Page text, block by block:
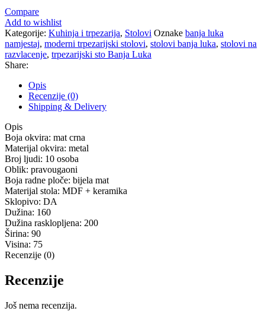
Compare
Add to wishlist
Kategorije: Kuhinja i trpezarija, Stolovi Oznake banja luka
namjestaj, moderni trpezarijski stolovi, stolovi banja luka, stolovi na
razvlacenje, trpezarijski sto Banja Luka
Share:
Opis
Recenzije (0)
Shipping & Delivery
Opis
Boja okvira: mat crna
Materijal okvira: metal
Broj ljudi: 10 osoba
Oblik: pravougaoni
Boja radne ploče: bijela mat
Materijal stola: MDF + keramika
Sklopivo: DA
Dužina: 160
Dužina rasklopljena: 200
Širina: 90
Visina: 75
Recenzije (0)
Recenzije
Još nema recenzija.